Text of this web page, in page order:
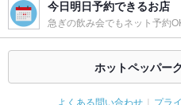
今日明日予約できるお店
急ぎの飲み会でもネット予約
ホットペッパー
よくある問い合わせ プラ